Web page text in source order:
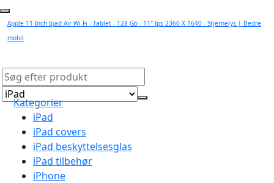
Apple 11-Inch Ipad Air Wi-Fi - Tablet - 128 Gb - 11" Ips 2360 X 1640 - Stjernelys | Bedre
mobil
Kategorier
iPad
iPad covers
iPad beskyttelsesglas
iPad tilbehør
iPhone